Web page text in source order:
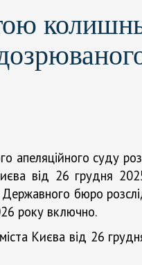
суду
від 26 грудня
бюро
року включно.
Києва від 26